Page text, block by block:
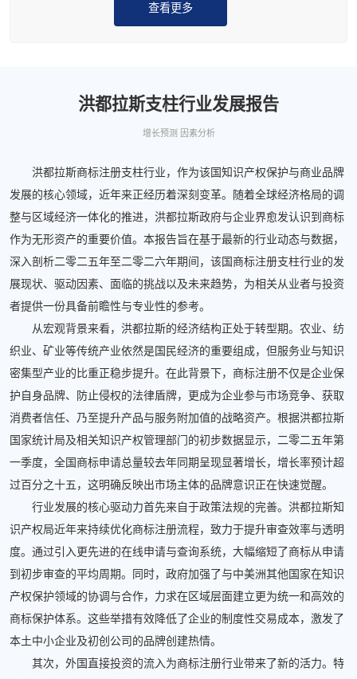
查看更多
洪都拉斯支柱行业发展报告
增长预测 因素分析
洪都拉斯商标注册支柱行业，作为该国知识产权保护与商业品牌
发展的核心领域，近年来正经历着深刻变革。随着全球经济格局的调
整与区域经济一体化的推进，洪都拉斯政府与企业界愈发认识到商标
作为无形资产的重要价值。本报告旨在基于最新的行业动态与数据，
深入剖析二零二五年至二零二六年期间，该国商标注册支柱行业的发
展现状、驱动因素、面临的挑战以及未来趋势，为相关从业者与投资
者提供一份具备前瞻性与专业性的参考。
从宏观背景来看，洪都拉斯的经济结构正处于转型期。农业、纺
织业、矿业等传统产业依然是国民经济的重要组成，但服务业与知识
密集型产业的比重正稳步提升。在此背景下，商标注册不仅是企业保
护自身品牌、防止侵权的法律盾牌，更成为企业参与市场竞争、获取
消费者信任、乃至提升产品与服务附加值的战略资产。根据洪都拉斯
国家统计局及相关知识产权管理部门的初步数据显示，二零二五年第
一季度，全国商标申请总量较去年同期呈现显著增长，增长率预计超
过百分之十五，这明确反映出市场主体的品牌意识正在快速觉醒。
行业发展的核心驱动力首先来自于政策法规的完善。洪都拉斯知
识产权局近年来持续优化商标注册流程，致力于提升审查效率与透明
度。通过引入更先进的在线申请与查询系统，大幅缩短了商标从申请
到初步审查的平均周期。同时，政府加强了与中美洲其他国家在知识
产权保护领域的协调与合作，力求在区域层面建立更为统一和高效的
商标保护体系。这些举措有效降低了企业的制度性交易成本，激发了
本土中小企业及初创公司的品牌创建热情。
其次，外国直接投资的流入为商标注册行业带来了新的活力。特